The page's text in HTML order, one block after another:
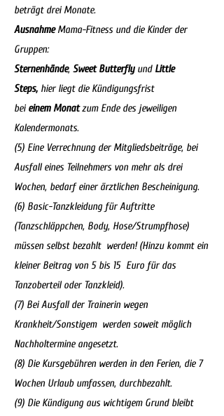
beträgt drei Monate.
AusnahmeMama-Fitness und die Kinder der
Gruppen:
Sternenhände, Sweet Butterflyund Little
Steps, hier liegt die Kündigungsfrist
bei einemMonatzum Ende des jeweiligen
Kalendermonats.
(5) Eine Verrechnung der Mitgliedsbeiträge, bei
Ausfall eines Teilnehmers von mehr als drei
Wochen, bedarf einer ärztlichen Bescheinigung.
(6) Basic-Tanzkleidung für Auftritte
(Tanzschläppchen, Body, Hose/Strumpfhose)
müssen selbst bezahlt werden! (Hinzu kommt ein
kleiner Beitrag von 5 bis 15 Euro für das
Tanzoberteil oder Tanzkleid).
(7) Bei Ausfall der Trainerin wegen
Krankheit/Sonstigem werden soweit möglich
Nachholtermine angesetzt.
(8) Die Kursgebühren werden in den Ferien, die 7
Wochen Urlaub umfassen, durchbezahlt.
(9) Die Kündigung aus wichtigem Grund bleibt